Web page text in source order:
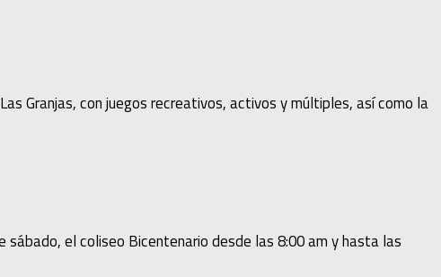
Granjas, con juegos recreativos, activos y múltiples, así como la
el coliseo Bicentenario desde las 8:00 am y hasta las